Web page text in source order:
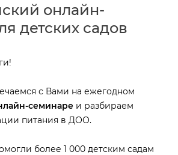
онлайн-
детских садо
с Вами на ежегодном
семинаре и разбираем
питания в ДОО.
более 1 000 детским садам